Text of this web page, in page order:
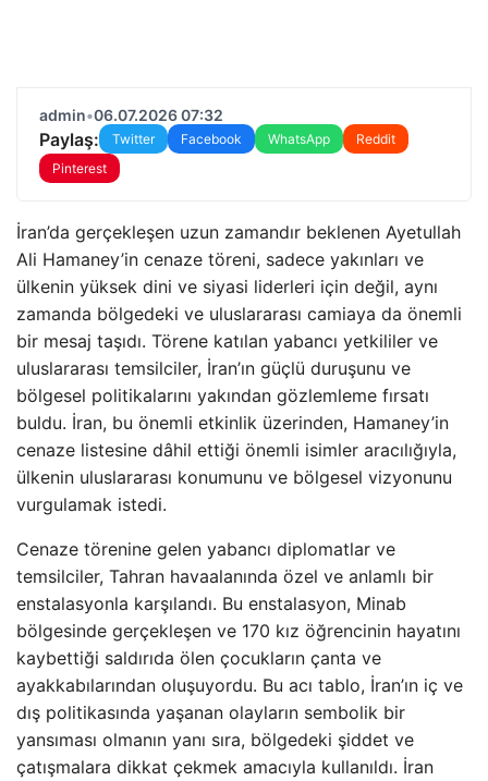
admin•06.07.2026 07:32
Paylaş: Twitter Facebook WhatsApp
Reddit
Pinterest
İran’da gerçekleşen uzun zamandır beklenen Ayetullah
Ali Hamaney’in cenaze töreni, sadece yakınları ve
ülkenin yüksek dini ve siyasi liderleri için değil, aynı
zamanda bölgedeki ve uluslararası camiaya da önemli
bir mesaj taşıdı. Törene katılan yabancı yetkililer ve
uluslararası temsilciler, İran’ın güçlü duruşunu ve
bölgesel politikalarını yakından gözlemleme fırsatı
buldu. İran, bu önemli etkinlik üzerinden, Hamaney’in
cenaze listesine dâhil ettiği önemli isimler aracılığıyla,
ülkenin uluslararası konumunu ve bölgesel vizyonunu
vurgulamak istedi.
Cenaze törenine gelen yabancı diplomatlar ve
temsilciler, Tahran havaalanında özel ve anlamlı bir
enstalasyonla karşılandı. Bu enstalasyon, Minab
bölgesinde gerçekleşen ve 170 kız öğrencinin hayatını
kaybettiği saldırıda ölen çocukların çanta ve
ayakkabılarından oluşuyordu. Bu acı tablo, İran’ın iç ve
dış politikasında yaşanan olayların sembolik bir
yansıması olmanın yanı sıra, bölgedeki şiddet ve
çatışmalara dikkat çekmek amacıyla kullanıldı. İran